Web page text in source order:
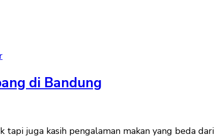
di Bandung
juga kasih pengalaman makan yang beda